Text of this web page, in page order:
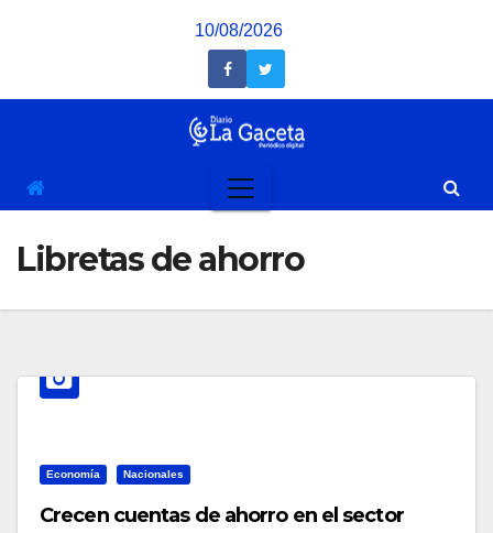
10/08/2026
Libretas de ahorro
Economía Nacionales
Crecen cuentas de ahorro en el sector